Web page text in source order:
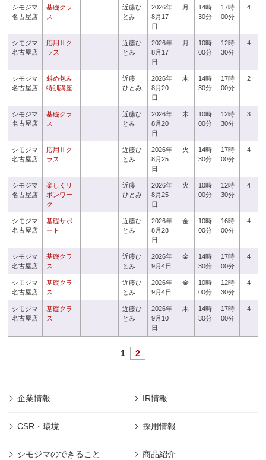
シモジマ
名古屋店
基礎クラ
ス
近藤ひ
とみ
2026年
8月17
日
月
14時
30分
17時
00分
4
シモジマ
名古屋店
応用Ⅱク
ラス
近藤ひ
とみ
2026年
8月17
日
月
10時
00分
12時
30分
4
シモジマ
名古屋店
斜め包み
特訓講座
近藤
ひとみ
2026年
8月20
日
木
14時
30分
17時
00分
2
シモジマ
名古屋店
基礎クラ
ス
近藤ひ
とみ
2026年
8月20
日
木
10時
00分
12時
30分
3
シモジマ
名古屋店
応用Ⅱク
ラス
近藤ひ
とみ
2026年
8月25
日
火
14時
30分
17時
00分
4
シモジマ
名古屋店
楽しくリ
ボンワー
ク
近藤
ひとみ
2026年
8月25
日
火
10時
00分
12時
30分
4
シモジマ
名古屋店
基礎サポ
ート
近藤ひ
とみ
2026年
8月28
日
金
10時
00分
16時
00分
4
シモジマ
名古屋店
基礎クラ
ス
近藤ひ
とみ
2026年
9月4日
金
14時
30分
17時
00分
4
シモジマ
名古屋店
基礎クラ
ス
近藤ひ
とみ
2026年
9月4日
金
10時
00分
12時
30分
4
シモジマ
名古屋店
基礎クラ
ス
近藤ひ
とみ
2026年
9月10
日
木
14時
30分
17時
00分
4
1 2
企業情報 IR情報
CSR・環境 採用情報
シモジマのできること 商品紹介